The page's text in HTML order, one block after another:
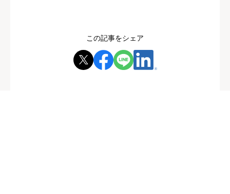
この記事をシェア